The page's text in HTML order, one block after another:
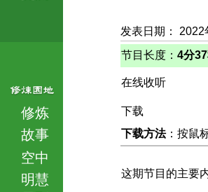
修炼
故事
空中
明慧
发表日期： 2022
节目长度： 4分
在线收听
下载
下载方法：按鼠
这期节目的主要